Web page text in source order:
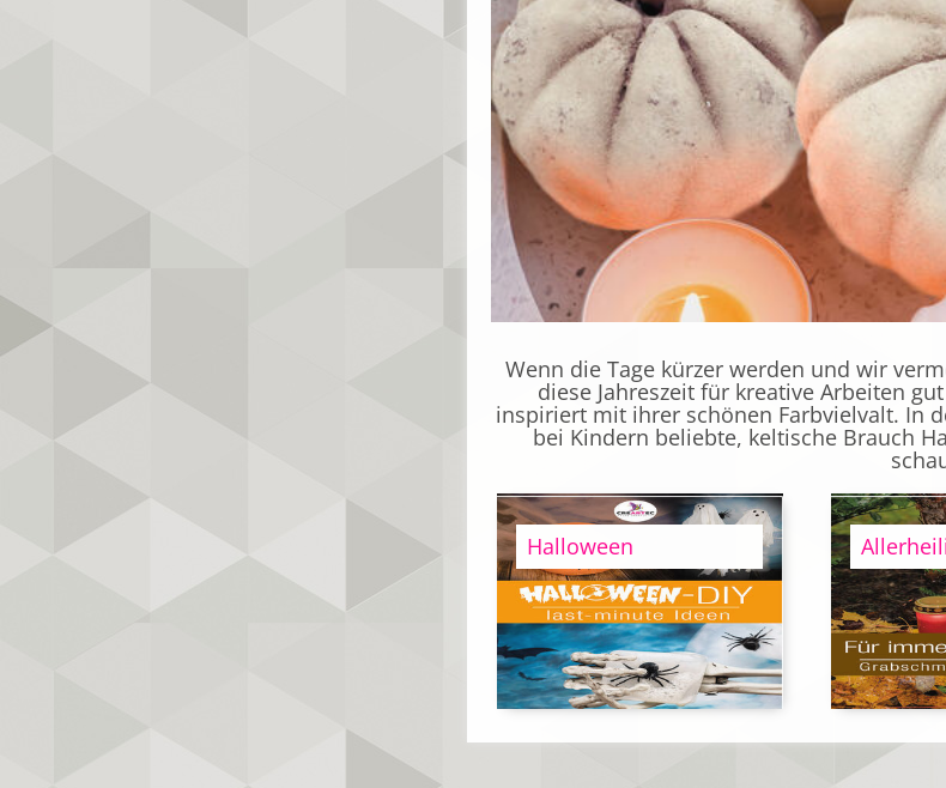
Wenn die Tage kürzer werden und wir
diese Jahreszeit für kreative Arbeiten
inspiriert mit ihrer schönen Farbvielvalt. In
bei Kindern beliebte, keltische Brauch
Halloween